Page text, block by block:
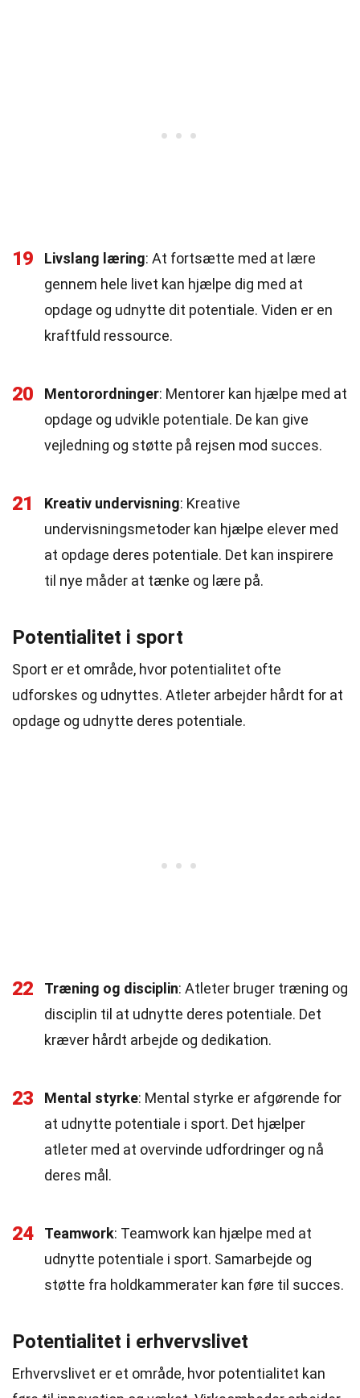
19 Livslang læring: At fortsætte med at lære
gennem hele livet kan hjælpe dig med at
opdage og udnytte dit potentiale. Viden er en
kraftfuld ressource.
20 Mentorordninger: Mentorer kan hjælpe med at
opdage og udvikle potentiale. De kan give
vejledning og støtte på rejsen mod succes.
21 Kreativ undervisning: Kreative
undervisningsmetoder kan hjælpe elever med
at opdage deres potentiale. Det kan inspirere
til nye måder at tænke og lære på.
Potentialitet i sport
Sport er et område, hvor potentialitet ofte
udforskes og udnyttes. Atleter arbejder hårdt for at
opdage og udnytte deres potentiale.
22 Træning og disciplin: Atleter bruger træning og
disciplin til at udnytte deres potentiale. Det
kræver hårdt arbejde og dedikation.
23 Mental styrke: Mental styrke er afgørende for
at udnytte potentiale i sport. Det hjælper
atleter med at overvinde udfordringer og nå
deres mål.
24 Teamwork: Teamwork kan hjælpe med at
udnytte potentiale i sport. Samarbejde og
støtte fra holdkammerater kan føre til succes.
Potentialitet i erhvervslivet
Erhvervslivet er et område, hvor potentialitet kan